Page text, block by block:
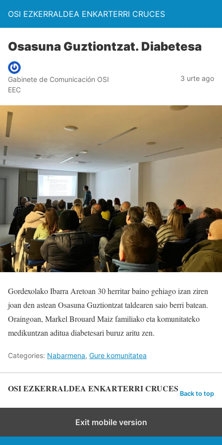
OSI EZKERRALDEA ENKARTERRI CRUCES
Osasuna Guztiontzat. Diabetesa
Gabinete de Comunicación OSI
EEC
3 urte ago
Gordexolako Ibarra Aretoan 30 herritar baino gehiago izan ziren
joan den astean Osasuna Guztiontzat taldearen saio berri batean.
Oraingoan, Markel Brouard Maiz familiako eta komunitateko
medikuntzan aditua diabetesari buruz aritu zen.
Categories: Nabarmena, Gure komunitatea
OSI EZKERRALDEA ENKARTERRI CRUCES Back to top
Exit mobile version